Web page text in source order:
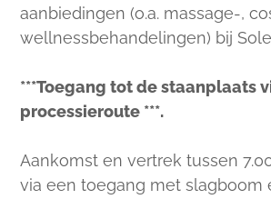
aanbiedingen (o.a. massage-,
wellnessbehandelingen) bij
***Toegang tot de staanplaats
processieroute ***.
Aankomst en vertrek tussen
via een toegang met slagboom